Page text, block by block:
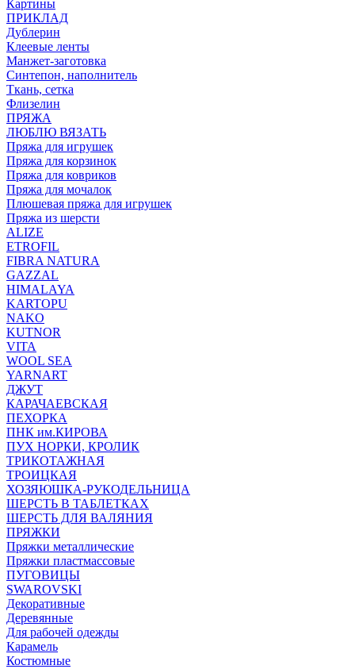
Картины
ПРИКЛАД
Дублерин
Клеевые ленты
Манжет-заготовка
Синтепон, наполнитель
Ткань, сетка
Флизелин
ПРЯЖА
ЛЮБЛЮ ВЯЗАТЬ
Пряжа для игрушек
Пряжа для корзинок
Пряжа для ковриков
Пряжа для мочалок
Плюшевая пряжа для игрушек
Пряжа из шерсти
ALIZE
ETROFIL
FIBRA NATURA
GAZZAL
HIMALAYA
KARTOPU
NAKO
KUTNOR
VITA
WOOL SEA
YARNART
ДЖУТ
КАРАЧАЕВСКАЯ
ПЕХОРКА
ПНК им.КИРОВА
ПУХ НОРКИ, КРОЛИК
ТРИКОТАЖНАЯ
ТРОИЦКАЯ
ХОЗЯЮШКА-РУКОДЕЛЬНИЦА
ШЕРСТЬ В ТАБЛЕТКАХ
ШЕРСТЬ ДЛЯ ВАЛЯНИЯ
ПРЯЖКИ
Пряжки металлические
Пряжки пластмассовые
ПУГОВИЦЫ
SWAROVSKI
Декоративные
Деревянные
Для рабочей одежды
Карамель
Костюмные